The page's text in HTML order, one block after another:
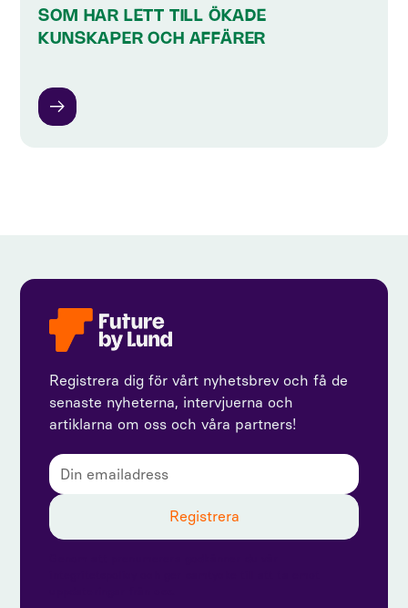
SOM HAR LETT TILL ÖKADE
KUNSKAPER OCH AFFÄRER
Registrera dig för vårt nyhetsbrev och få de
senaste nyheterna, intervjuerna och
artiklarna om oss och våra partners!